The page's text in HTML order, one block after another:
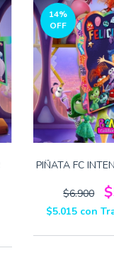
14%
OFF
PIÑATA FC
$6.900
$5.015 con